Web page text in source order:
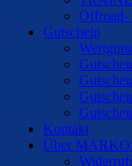
Offroad-
Gutschein
Kontakt
Über